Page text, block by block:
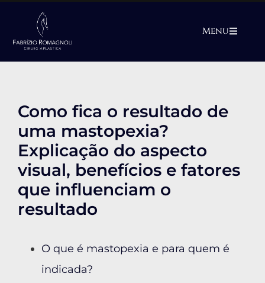
Menu
Como fica o resultado de
uma mastopexia?
Explicação do aspecto
visual, benefícios e fatores
que influenciam o
resultado
O que é mastopexia e para quem é
indicada?